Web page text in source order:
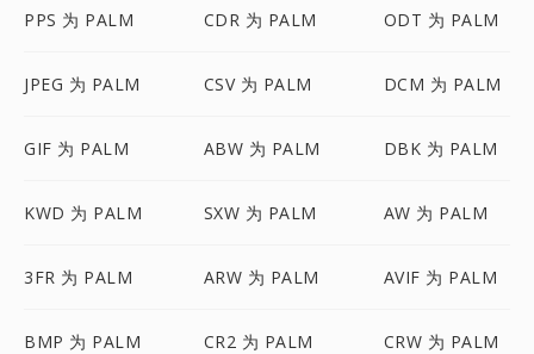
PPS 为 PALM CDR 为 PALM ODT 为 PALM
JPEG 为 PALM CSV 为 PALM DCM 为 PALM
GIF 为 PALM ABW 为 PALM DBK 为 PALM
KWD 为 PALM SXW 为 PALM AW 为 PALM
3FR 为 PALM ARW 为 PALM AVIF 为 PALM
BMP 为 PALM CR2 为 PALM CRW 为 PALM